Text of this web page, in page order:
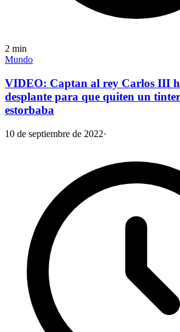
2 min
Mundo
VIDEO: Captan al rey Carlos III
desplante para que quiten un
estorbaba
10 de septiembre de 2022·